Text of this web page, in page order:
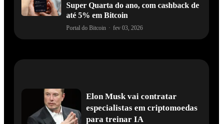
Super Quarta do ano, com cashback de
até 5% em Bitcoin
Portal do Bitcoin · fev 03, 2026
Elon Musk vai contratar
especialistas em criptomoedas
para treinar IA